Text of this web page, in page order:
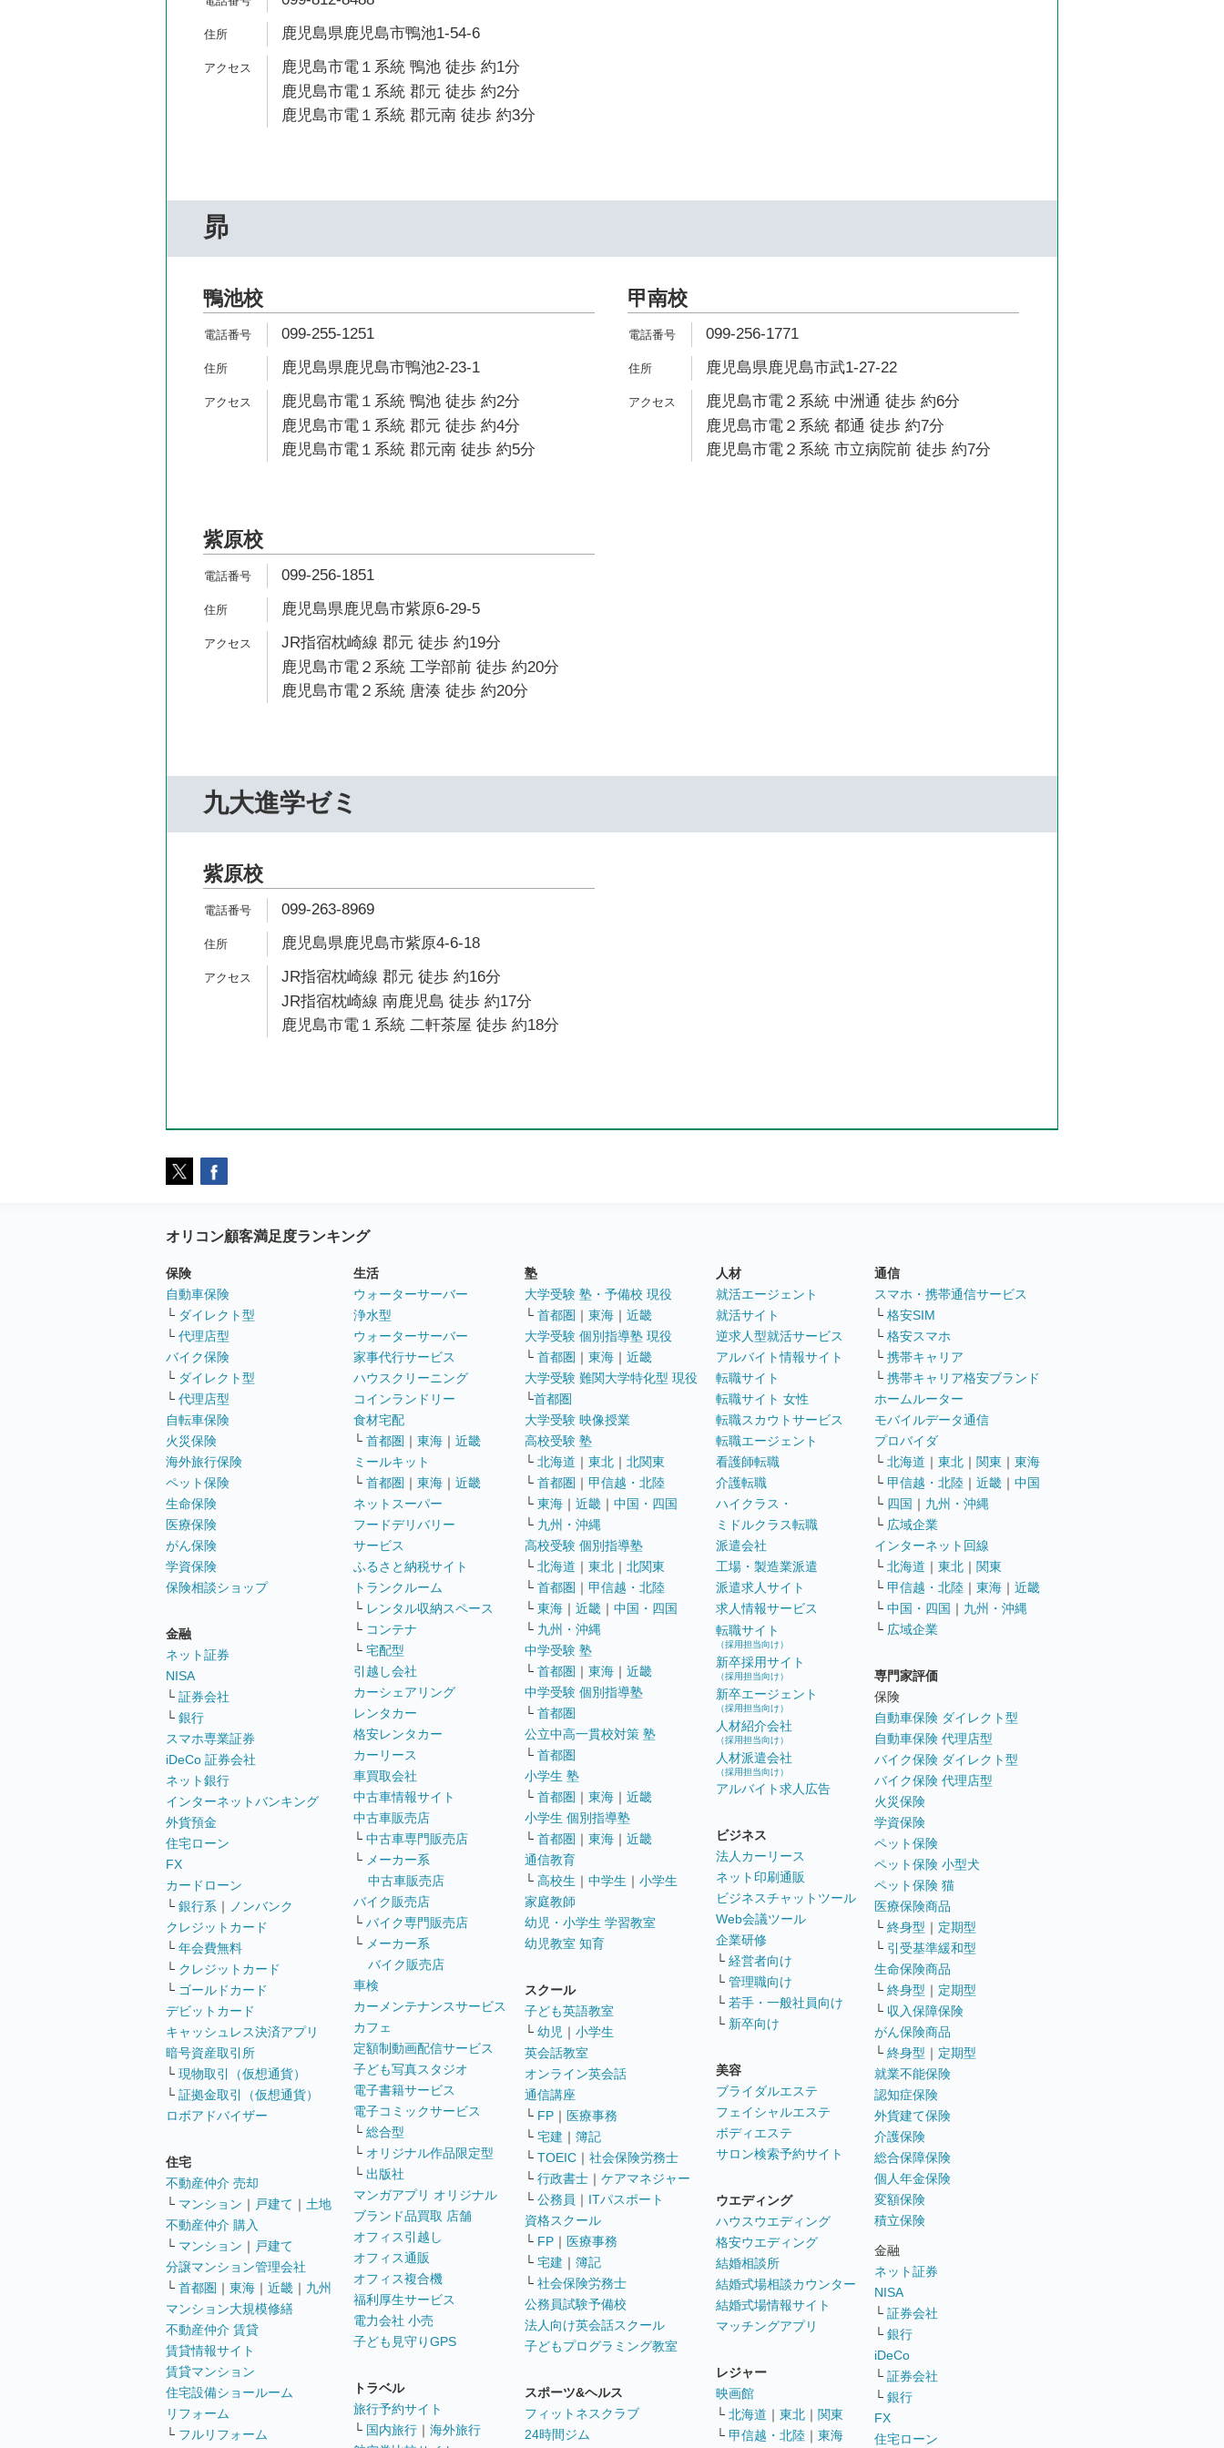
鹿児島県鹿児島市鴨池1-54-6
鹿児島市電１系統 鴨池 徒歩 約1分
鹿児島市電１系統 郡元 徒歩 約2分
鹿児島市電１系統 郡元南 徒歩 約3分
昴
鴨池校
099-255-1251
鹿児島県鹿児島市鴨池2-23-1
鹿児島市電１系統 鴨池 徒歩 約2分
鹿児島市電１系統 郡元 徒歩 約4分
鹿児島市電１系統 郡元南 徒歩 約5分
甲南校
099-256-1771
鹿児島県鹿児島市武1-27-22
鹿児島市電２系統 中洲通 徒歩 約6分
鹿児島市電２系統 都通 徒歩 約7分
鹿児島市電２系統 市立病院前 徒歩 約7分
紫原校
099-256-1851
鹿児島県鹿児島市紫原6-29-5
JR指宿枕崎線 郡元 徒歩 約19分
鹿児島市電２系統 工学部前 徒歩 約20分
鹿児島市電２系統 唐湊 徒歩 約20分
九大進学ゼミ
紫原校
099-263-8969
鹿児島県鹿児島市紫原4-6-18
JR指宿枕崎線 郡元 徒歩 約16分
JR指宿枕崎線 南鹿児島 徒歩 約17分
鹿児島市電１系統 二軒茶屋 徒歩 約18分
オリコン顧客満足度ランキング
保険
自動車保険
└ ダイレクト型
└ 代理店型
バイク保険
└ ダイレクト型
└ 代理店型
自転車保険
火災保険
海外旅行保険
ペット保険
生命保険
医療保険
がん保険
学資保険
保険相談ショップ
金融
ネット証券
NISA
└ 証券会社
└ 銀行
スマホ専業証券
iDeCo 証券会社
ネット銀行
インターネットバンキング
外貨預金
住宅ローン
FX
カードローン
└ 銀行系 ｜
ノンバンク
クレジットカード
└ 年会費無料
└ クレジットカード
└ ゴールドカード
デビットカード
キャッシュレス決済アプリ
暗号資産取引所
└ 現物取引（仮想通貨）
└ 証拠金取引（仮想通貨）
ロボアドバイザー
住宅
不動産仲介 売却
└ マンション ｜ 戸建て ｜ 土地
不動産仲介 購入
└ マンション ｜ 戸建て
分譲マンション管理会社
└ 首都圏 ｜ 東海 ｜ 近畿 ｜ 九州
マンション大規模修繕
不動産仲介 賃貸
賃貸情報サイト
賃貸マンション
住宅設備ショールーム
リフォーム
└ フルリフォーム
生活
ウォーターサーバー
浄水型
ウォーターサーバー
家事代行サービス
ハウスクリーニング
コインランドリー
食材宅配
└ 首都圏 ｜ 東海 ｜ 近畿
ミールキット
└ 首都圏 ｜ 東海 ｜ 近畿
ネットスーパー
フードデリバリー
サービス
ふるさと納税サイト
トランクルーム
└ レンタル収納スペース
└ コンテナ
└ 宅配型
引越し会社
カーシェアリング
レンタカー
格安レンタカー
カーリース
車買取会社
中古車情報サイト
中古車販売店
└ 中古車専門販売店
└ メーカー系
中古車販売店
バイク販売店
└ バイク専門販売店
└ メーカー系
バイク販売店
車検
カーメンテナンスサービス
カフェ
定額制動画配信サービス
子ども写真スタジオ
電子書籍サービス
電子コミックサービス
└ 総合型
└ オリジナル作品限定型
└ 出版社
マンガアプリ オリジナル
ブランド品買取 店舗
オフィス引越し
オフィス通販
オフィス複合機
福利厚生サービス
電力会社 小売
子ども見守りGPS
トラベル
旅行予約サイト
└ 国内旅行 ｜ 海外旅行
塾
大学受験 塾・予備校 現役
└ 首都圏 ｜ 東海 ｜ 近畿
大学受験 個別指導塾 現役
└ 首都圏 ｜ 東海 ｜ 近畿
大学受験 難関大学特化型 現役
└首都圏
大学受験 映像授業
高校受験 塾
└ 北海道 ｜ 東北 ｜ 北関東
└ 首都圏 ｜ 甲信越・北陸
└ 東海 ｜ 近畿 ｜ 中国・四国
└ 九州・沖縄
高校受験 個別指導塾
└ 北海道 ｜ 東北 ｜ 北関東
└ 首都圏 ｜ 甲信越・北陸
└ 東海 ｜ 近畿 ｜ 中国・四国
└ 九州・沖縄
中学受験 塾
└ 首都圏 ｜ 東海 ｜ 近畿
中学受験 個別指導塾
└ 首都圏
公立中高一貫校対策 塾
└ 首都圏
小学生 塾
└ 首都圏 ｜ 東海 ｜ 近畿
小学生 個別指導塾
└ 首都圏 ｜ 東海 ｜ 近畿
通信教育
└ 高校生 ｜ 中学生 ｜ 小学生
家庭教師
幼児・小学生 学習教室
幼児教室 知育
スクール
子ども英語教室
└ 幼児 ｜ 小学生
英会話教室
オンライン英会話
通信講座
└ FP ｜ 医療事務
└ 宅建 ｜ 簿記
└ TOEIC ｜ 社会保険労務士
└ 行政書士 ｜ ケアマネジャー
└ 公務員 ｜ ITパスポート
資格スクール
└ FP ｜ 医療事務
└ 宅建 ｜ 簿記
└ 社会保険労務士
公務員試験予備校
法人向け英会話スクール
子どもプログラミング教室
スポーツ&ヘルス
フィットネスクラブ
24時間ジム
人材
就活エージェント
就活サイト
逆求人型就活サービス
アルバイト情報サイト
転職サイト
転職サイト 女性
転職スカウトサービス
転職エージェント
看護師転職
介護転職
ハイクラス・
ミドルクラス転職
派遣会社
工場・製造業派遣
派遣求人サイト
求人情報サービス
転職サイト
（採用担当向け）
新卒採用サイト
（採用担当向け）
新卒エージェント
（採用担当向け）
人材紹介会社
（採用担当向け）
人材派遣会社
（採用担当向け）
アルバイト求人広告
ビジネス
法人カーリース
ネット印刷通販
ビジネスチャットツール
Web会議ツール
企業研修
└ 経営者向け
└ 管理職向け
└ 若手・一般社員向け
└ 新卒向け
美容
ブライダルエステ
フェイシャルエステ
ボディエステ
サロン検索予約サイト
ウエディング
ハウスウエディング
格安ウエディング
結婚相談所
結婚式場相談カウンター
結婚式場情報サイト
マッチングアプリ
レジャー
映画館
└ 北海道 ｜ 東北 ｜ 関東
└ 甲信越・北陸 ｜ 東海
通信
スマホ・携帯通信サービス
└ 格安SIM
└ 格安スマホ
└ 携帯キャリア
└ 携帯キャリア格安ブランド
ホームルーター
モバイルデータ通信
プロバイダ
└ 北海道 ｜ 東北 ｜ 関東 ｜ 東海
└ 甲信越・北陸 ｜ 近畿 ｜ 中国
└ 四国 ｜ 九州・沖縄
└ 広域企業
インターネット回線
└ 北海道 ｜ 東北 ｜ 関東
└ 甲信越・北陸 ｜ 東海 ｜ 近畿
└ 中国・四国 ｜ 九州・沖縄
└ 広域企業
専門家評価
保険
自動車保険 ダイレクト型
自動車保険 代理店型
バイク保険 ダイレクト型
バイク保険 代理店型
火災保険
学資保険
ペット保険
ペット保険 小型犬
ペット保険 猫
医療保険商品
└ 終身型 ｜ 定期型
└ 引受基準緩和型
生命保険商品
└ 終身型 ｜ 定期型
└ 収入保障保険
がん保険商品
└ 終身型 ｜ 定期型
就業不能保険
認知症保険
外貨建て保険
介護保険
総合保障保険
個人年金保険
変額保険
積立保険
金融
ネット証券
NISA
└ 証券会社
└ 銀行
iDeCo
└ 証券会社
└ 銀行
FX
住宅ローン